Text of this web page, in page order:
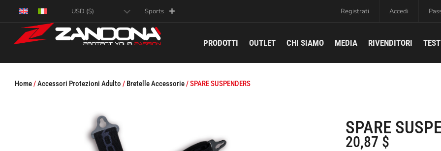
Sports Registrati Accedi
PRODOTTI OUTLET CHI SIAMO MEDIA RIVENDITORI
Home/Accessori Protezioni Adulto / Bretelle Accessorie/ SPARE SUSPENDERS
SPARE
20,87 $